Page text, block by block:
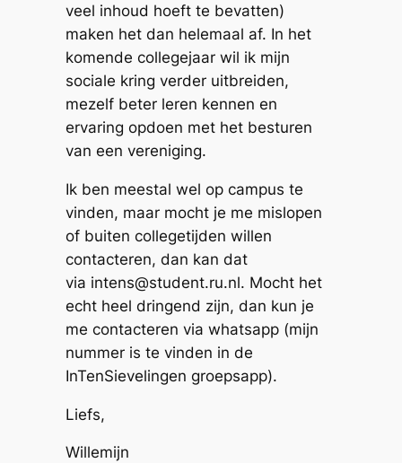
veel inhoud hoeft te bevatten)
maken het dan helemaal af. In het
komende collegejaar wil ik mijn
sociale kring verder uitbreiden,
mezelf beter leren kennen en
ervaring opdoen met het besturen
van een vereniging.
Ik ben meestal wel op campus te
vinden, maar mocht je me mislopen
of buiten collegetijden willen
contacteren, dan kan dat
via intens@student.ru.nl. Mocht het
echt heel dringend zijn, dan kun je
me contacteren via whatsapp (mijn
nummer is te vinden in de
InTenSievelingen groepsapp).
Liefs,
Willemijn